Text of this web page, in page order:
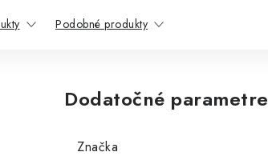
Podobné produkty
Dodatočné parametre
Značka